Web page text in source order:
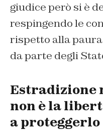
giudice però si è
respingendo le
rispetto alla
da parte degli
Estradizione
non è la
a proteggerlo